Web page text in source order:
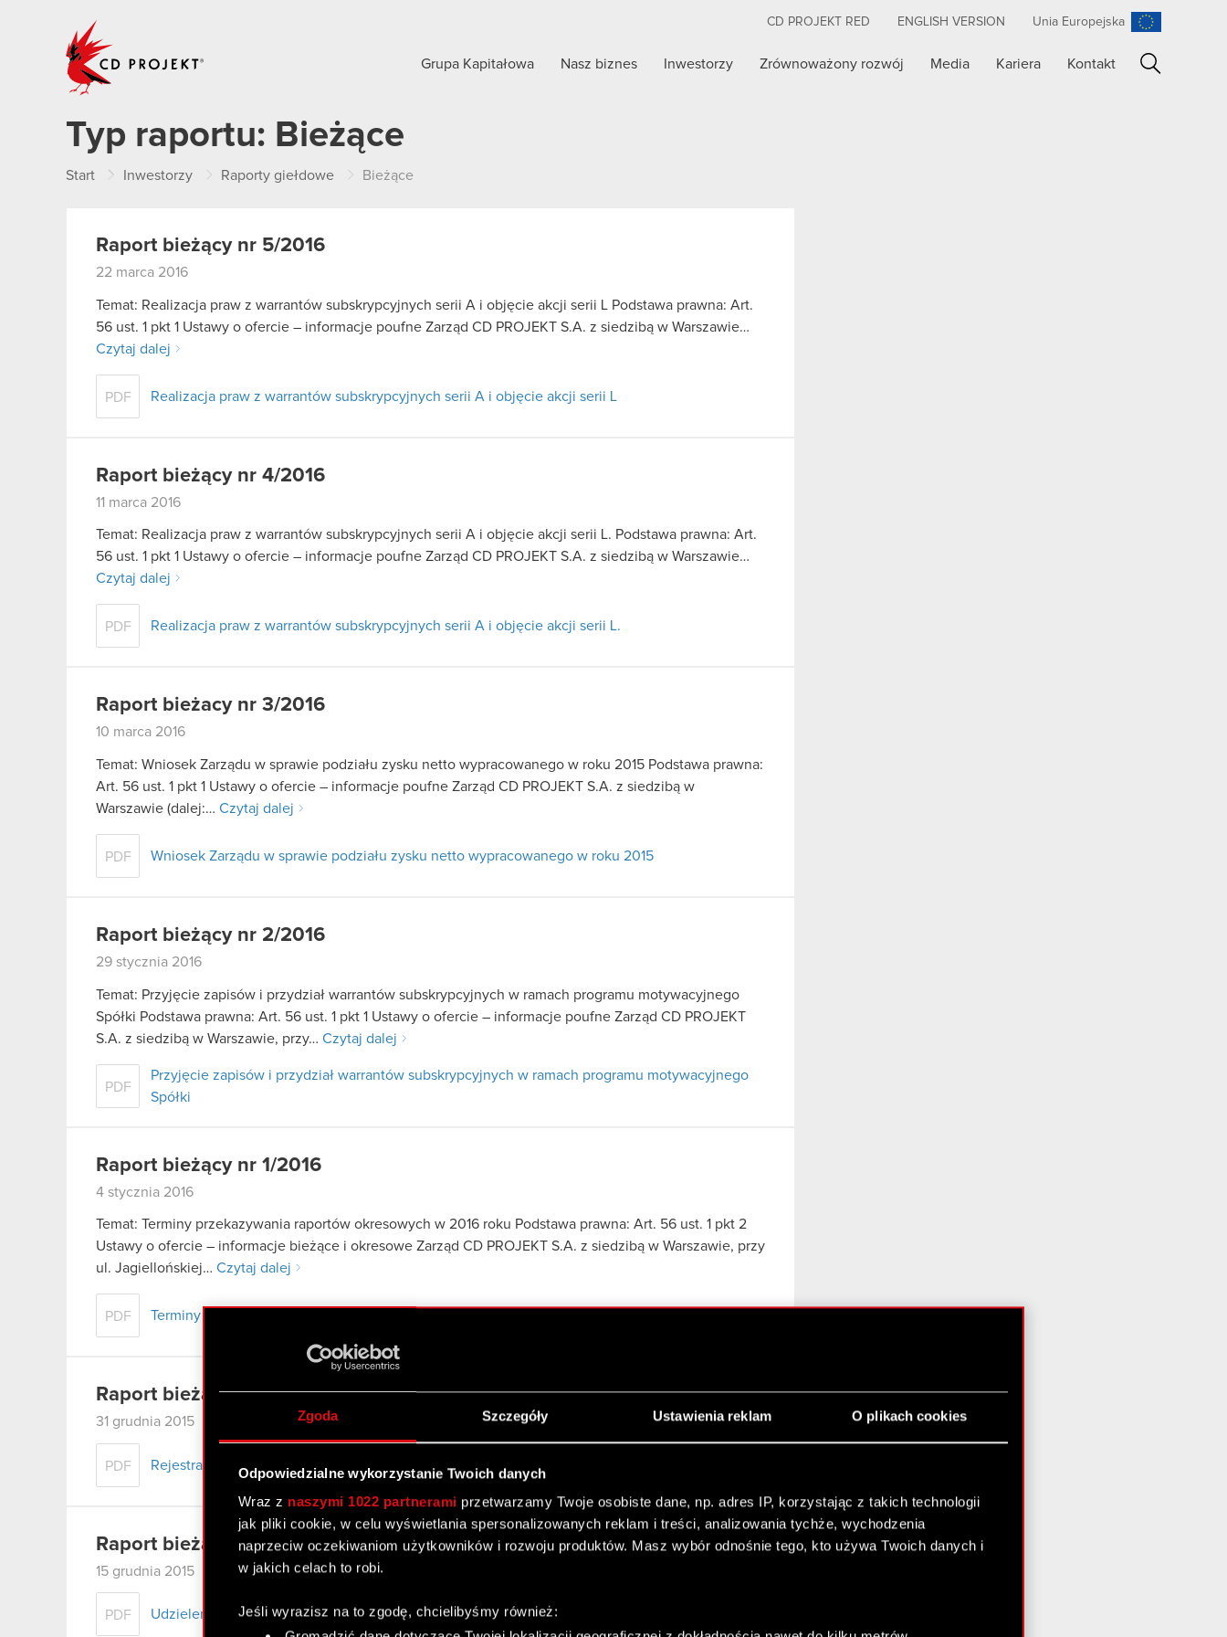
Zgoda Szczegóły Ustawienia reklam O plikach cookies
Odpowiedzialne wykorzystanie Twoich danych
Wraz z naszymi 1022 partnerami przetwarzamy Twoje osobiste dane, np. adres IP, korzystając z takich technologii
jak pliki cookie, w celu wyświetlania spersonalizowanych reklam i treści, analizowania tychże, wychodzenia
naprzeciw oczekiwaniom użytkowników i rozwoju produktów. Masz wybór odnośnie tego, kto używa Twoich danych i
w jakich celach to robi.
Jeśli wyrazisz na to zgodę, chcielibyśmy również:
CD PROJEKT RED ENGLISH VERSION Unia Europejska
Grupa Kapitałowa Nasz biznes Inwestorzy Zrównoważony rozwój Media Kariera Kontakt
Typ raportu: Bieżące
Start Inwestorzy Raporty giełdowe Bieżące
Raport bieżący nr 5/2016
22 marca 2016
Temat: Realizacja praw z warrantów subskrypcyjnych serii A i objęcie akcji serii L Podstawa prawna: Art.
56 ust. 1 pkt 1 Ustawy o ofercie – informacje poufne Zarząd CD PROJEKT S.A. z siedzibą w Warszawie…
Czytaj dalej
PDF Realizacja praw z warrantów subskrypcyjnych serii A i objęcie akcji serii L
Raport bieżący nr 4/2016
11 marca 2016
Temat: Realizacja praw z warrantów subskrypcyjnych serii A i objęcie akcji serii L. Podstawa prawna: Art.
56 ust. 1 pkt 1 Ustawy o ofercie – informacje poufne Zarząd CD PROJEKT S.A. z siedzibą w Warszawie…
Czytaj dalej
PDF Realizacja praw z warrantów subskrypcyjnych serii A i objęcie akcji serii L.
Raport bieżacy nr 3/2016
10 marca 2016
Temat: Wniosek Zarządu w sprawie podziału zysku netto wypracowanego w roku 2015 Podstawa prawna:
Art. 56 ust. 1 pkt 1 Ustawy o ofercie – informacje poufne Zarząd CD PROJEKT S.A. z siedzibą w
Warszawie (dalej:… Czytaj dalej
PDF Wniosek Zarządu w sprawie podziału zysku netto wypracowanego w roku 2015
Raport bieżący nr 2/2016
29 stycznia 2016
Temat: Przyjęcie zapisów i przydział warrantów subskrypcyjnych w ramach programu motywacyjnego
Spółki Podstawa prawna: Art. 56 ust. 1 pkt 1 Ustawy o ofercie – informacje poufne Zarząd CD PROJEKT
S.A. z siedzibą w Warszawie, przy… Czytaj dalej
PDF
Przyjęcie zapisów i przydział warrantów subskrypcyjnych w ramach programu motywacyjnego
Spółki
Raport bieżący nr 1/2016
4 stycznia 2016
Temat: Terminy przekazywania raportów okresowych w 2016 roku Podstawa prawna: Art. 56 ust. 1 pkt 2
Ustawy o ofercie – informacje bieżące i okresowe Zarząd CD PROJEKT S.A. z siedzibą w Warszawie, przy
ul. Jagiellońskiej… Czytaj dalej
PDF Terminy przekazywania raportów okresowych w 2016 roku
Raport bieżący nr 35/2015
31 grudnia 2015
PDF Rejestracja połączenia CD PROJEKT S.A. ze spółką zależną Brand Projekt sp. z o.o.
Raport bieżący nr 34/2015
15 grudnia 2015
PDF Udzielenie prokury łącznej